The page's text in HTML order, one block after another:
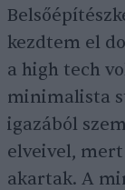
kezdtem el
a high tech
minimalista
igazából
elveivel,
akartak. A